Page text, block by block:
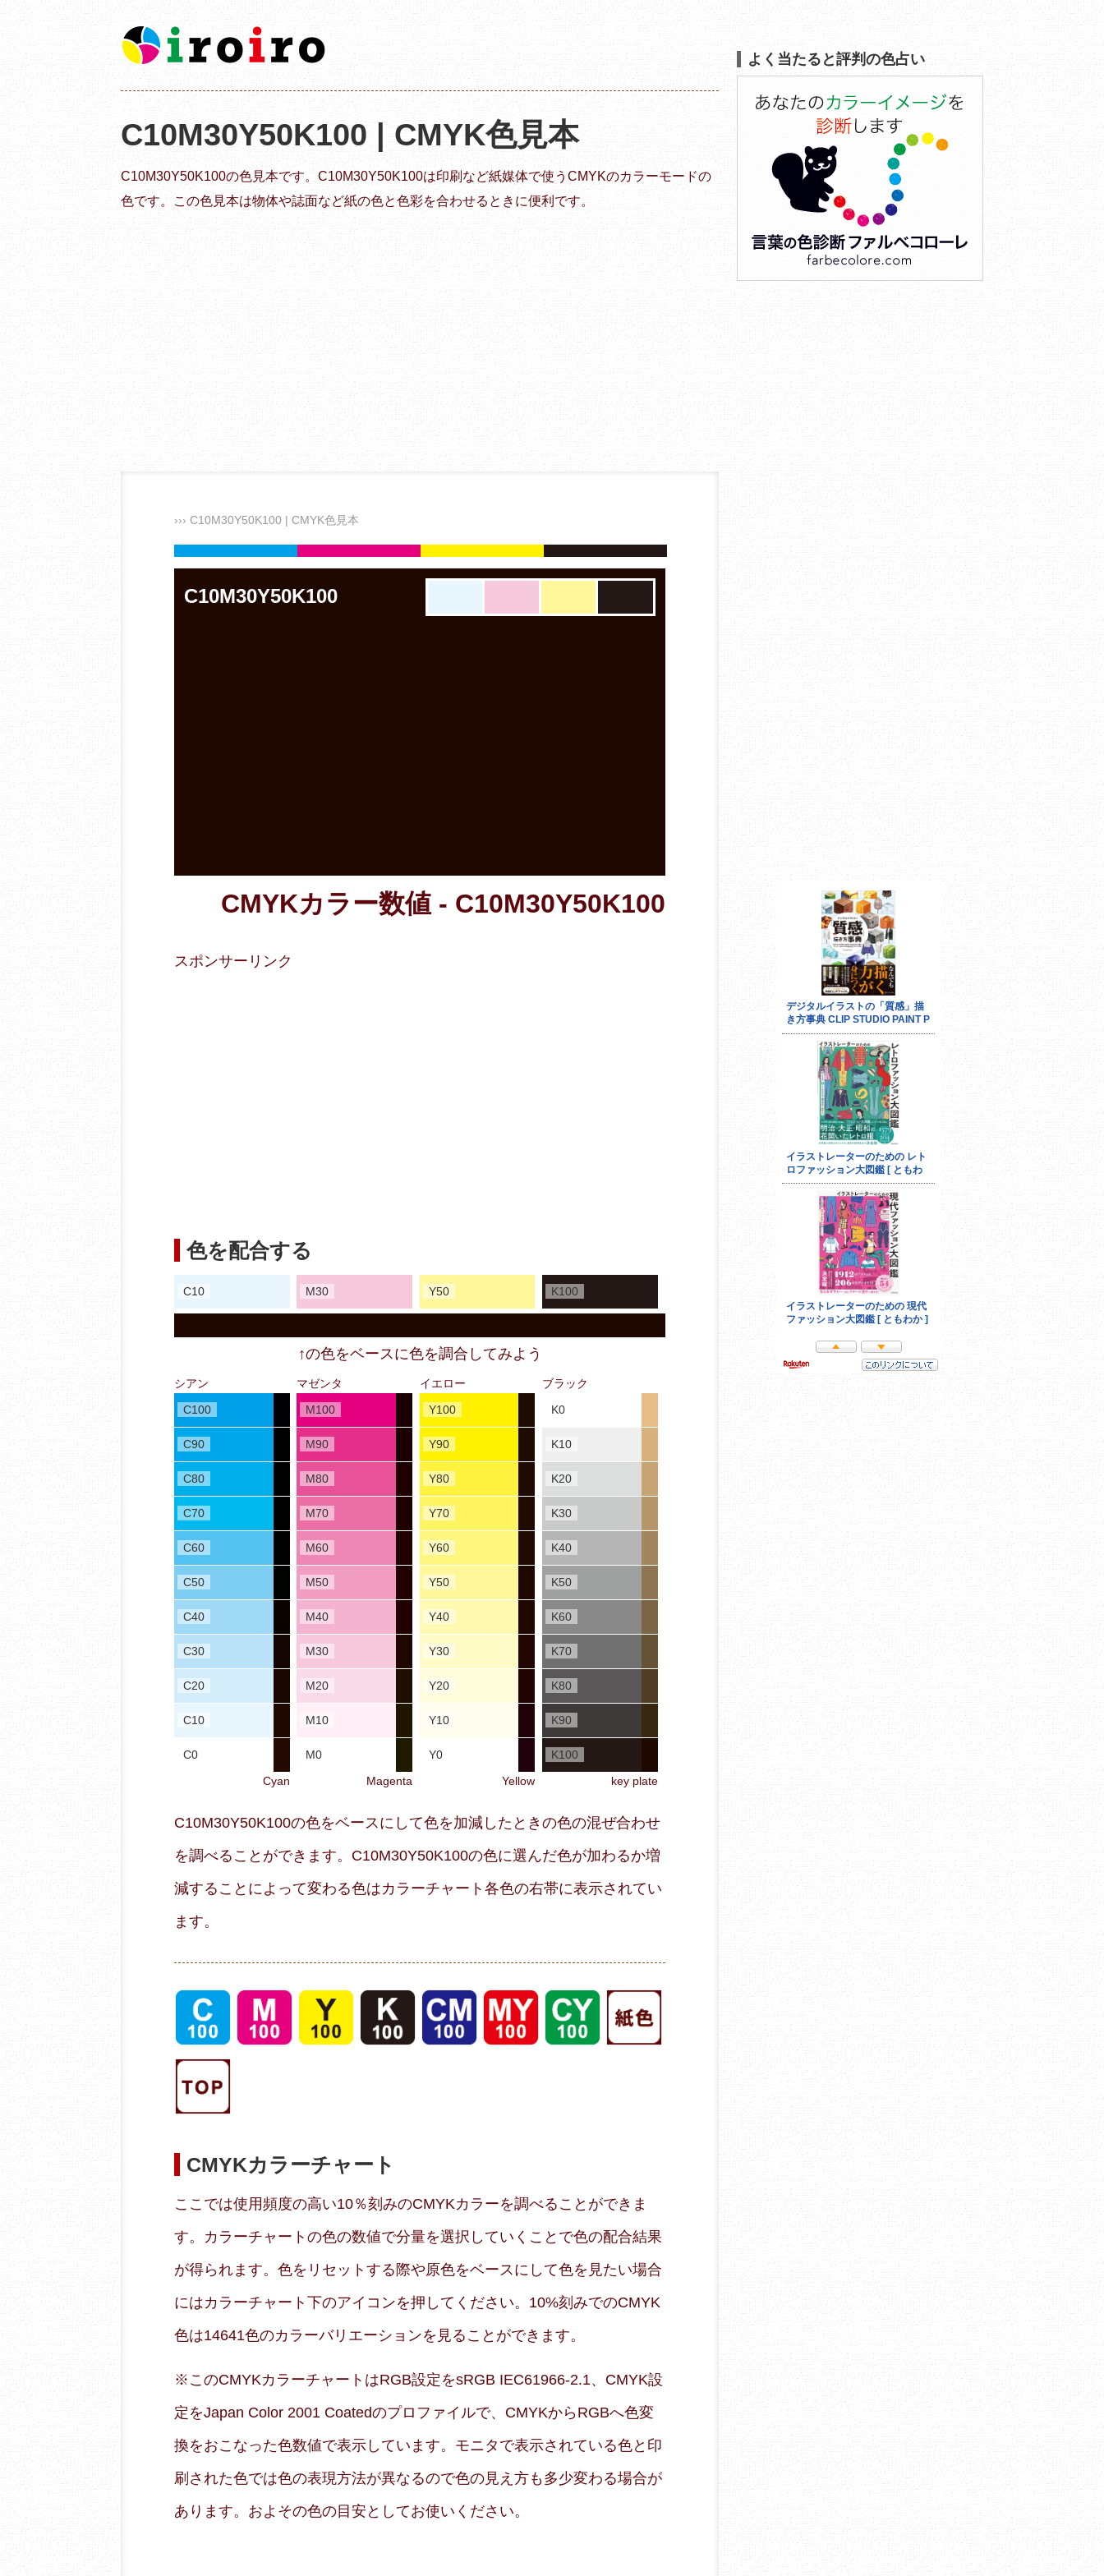
C10M30Y50K100 | CMYK色見本
C10M30Y50K100の色見本です。C10M30Y50K100は印刷など紙媒体で使うCMYKのカラーモードの
色です。この色見本は物体や誌面など紙の色と色彩を合わせるときに便利です。
››› C10M30Y50K100 | CMYK色見本
C10M30Y50K100
CMYKカラー数値 - C10M30Y50K100
スポンサーリンク
色を配合する
C10 M30 Y50 K100
↑の色をベースに色を調合してみよう
シアン
C100
C90
C80
C70
C60
C50
C40
C30
C20
C10
C0
Cyan
マゼンタ
M100
M90
M80
M70
M60
M50
M40
M30
M20
M10
M0
Magenta
イエロー
Y100
Y90
Y80
Y70
Y60
Y50
Y40
Y30
Y20
Y10
Y0
Yellow
ブラック
K0
K10
K20
K30
K40
K50
K60
K70
K80
K90
K100
key plate
C10M30Y50K100の色をベースにして色を加減したときの色の混ぜ合わせ
を調べることができます。C10M30Y50K100の色に選んだ色が加わるか増
減することによって変わる色はカラーチャート各色の右帯に表示されてい
ます。
CMYKカラーチャート
ここでは使用頻度の高い10％刻みのCMYKカラーを調べることができま
す。カラーチャートの色の数値で分量を選択していくことで色の配合結果
が得られます。色をリセットする際や原色をベースにして色を見たい場合
にはカラーチャート下のアイコンを押してください。10%刻みでのCMYK
色は14641色のカラーバリエーションを見ることができます。
※このCMYKカラーチャートはRGB設定をsRGB IEC61966-2.1、CMYK設
定をJapan Color 2001 Coatedのプロファイルで、CMYKからRGBへ色変
換をおこなった色数値で表示しています。モニタで表示されている色と印
刷された色では色の表現方法が異なるので色の見え方も多少変わる場合が
あります。およその色の目安としてお使いください。
よく当たると評判の色占い